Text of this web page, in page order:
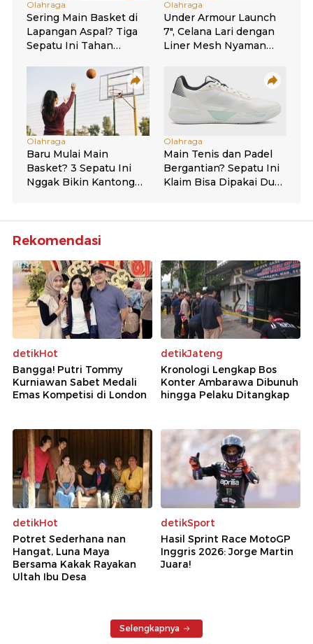
Rekomendasi
detikHot
Bangga! Putri Tommy
Kurniawan Sabet Medali
Emas Kompetisi di London
detikJateng
Kronologi Lengkap Bos
Konter Ambarawa Dibunuh
hingga Pelaku Ditangkap
detikHot
Potret Sederhana nan
Hangat, Luna Maya
Bersama Kakak Rayakan
Ultah Ibu Desa
detikSport
Hasil Sprint Race MotoGP
Inggris 2026: Jorge Martin
Juara!
Selengkapnya